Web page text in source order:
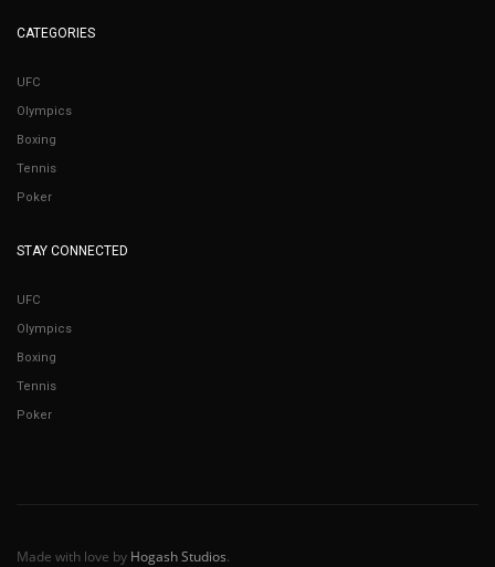
CATEGORIES
UFC
Olympics
Boxing
Tennis
Poker
STAY CONNECTED
UFC
Olympics
Boxing
Tennis
Poker
Made with love by Hogash Studios.